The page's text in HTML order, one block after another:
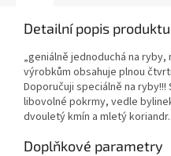
Detailní popis produktu
„geniálně jednoduchá na
výrobkům obsahuje plnou
Doporučuji speciálně na
libovolné pokrmy, vedle
dvouletý kmín a mletý koriandr.
Doplňkové parametry